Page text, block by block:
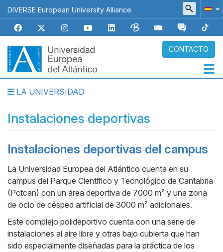
Pasar
al
contenido
principal
DIVERSE European University Alliance
CONTACTO
Navegación
principal
LA UNIVERSIDAD
Instalaciones deportivas
Body
Instalaciones deportivas del campus
La Universidad Europea del Atlántico cuenta en su
campus del Parque Científico y Tecnológico de Cantabria
(Pctcan) con un área deportiva de 7000 m² y una zona
de ocio de césped artificial de 3000 m² adicionales.
Este complejo polideportivo cuenta con una serie de
instalaciones al aire libre y otras bajo cubierta que han
sido especialmente diseñadas para la práctica de los